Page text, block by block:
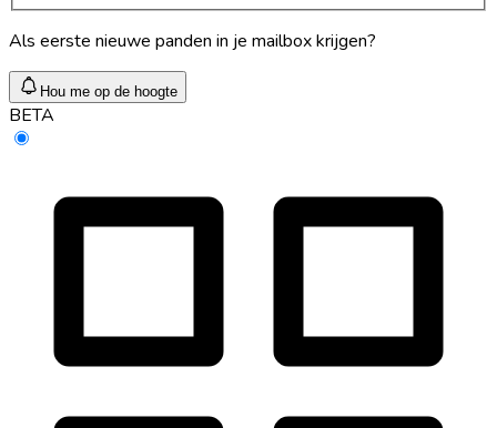
Als eerste nieuwe panden in je mailbox krijgen?
Hou me op de hoogte
BETA